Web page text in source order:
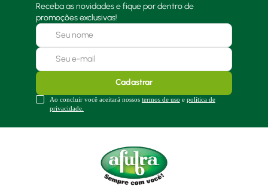
Receba as novidades e fique por dentro de
promoções exclusivas!
Cadastrar
Ao concluir você aceitará nossos termos de uso e política de
privacidade.